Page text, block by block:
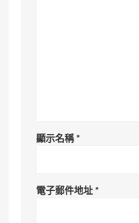
顯示名稱*
電子郵件地址*